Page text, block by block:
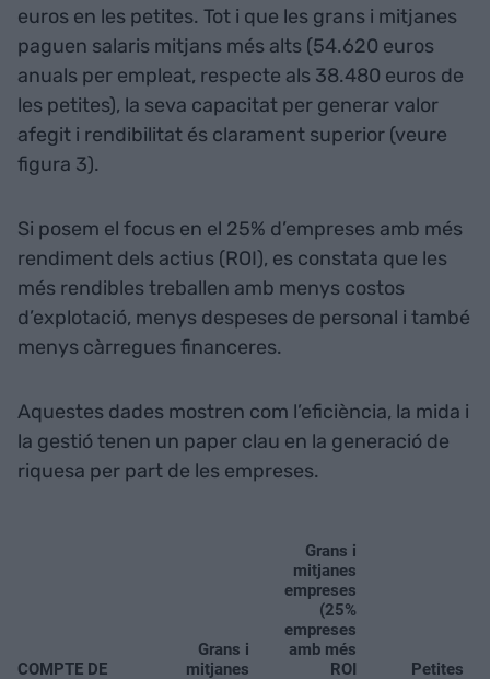
euros en les petites. Tot i que les grans i mitjanes
paguen salaris mitjans més alts (54.620 euros
anuals per empleat, respecte als 38.480 euros de
les petites), la seva capacitat per generar valor
afegit i rendibilitat és clarament superior (veure
figura 3).
Si posem el focus en el 25% d’empreses amb més
rendiment dels actius (ROI), es constata que les
més rendibles treballen amb menys costos
d’explotació, menys despeses de personal i també
menys càrregues financeres.
Aquestes dades mostren com l’eficiència, la mida i
la gestió tenen un paper clau en la generació de
riquesa per part de les empreses.